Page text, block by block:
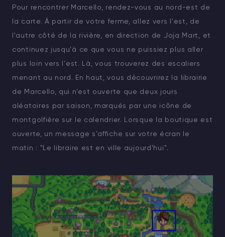
Pour rencontrer Marcello, rendez-vous au nord-est de
la carte. À partir de votre ferme, allez vers l'est, de
l'autre côté de la rivière, en direction de Joja Mart, et
continuez jusqu'à ce que vous ne puissiez plus aller
plus loin vers l'est. Là, vous trouverez des escaliers
menant au nord. En haut, vous découvrirez la librairie
de Marcello, qui n'est ouverte que deux jours
aléatoires par saison, marqués par une icône de
montgolfière sur le calendrier. Lorsque la boutique est
ouverte, un message s'affiche sur votre écran le
matin : "Le libraire est en ville aujourd'hui".